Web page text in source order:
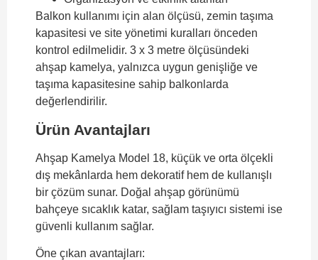
Balkon kullanımı için alan ölçüsü, zemin taşıma
kapasitesi ve site yönetimi kuralları önceden
kontrol edilmelidir. 3 x 3 metre ölçüsündeki
ahşap kamelya, yalnızca uygun genişliğe ve
taşıma kapasitesine sahip balkonlarda
değerlendirilir.
Ürün Avantajları
Ahşap Kamelya Model 18, küçük ve orta ölçekli
dış mekânlarda hem dekoratif hem de kullanışlı
bir çözüm sunar. Doğal ahşap görünümü
bahçeye sıcaklık katar, sağlam taşıyıcı sistemi ise
güvenli kullanım sağlar.
Öne çıkan avantajları: